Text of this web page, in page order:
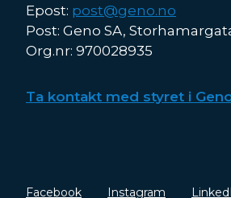
Epost: post@geno.no
Post: Geno SA,
Org.nr: 970028935
Ta kontakt med styret i
Facebook Instagram